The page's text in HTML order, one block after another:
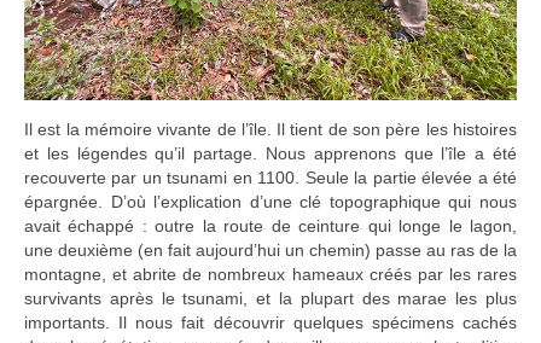
Il est la mémoire vivante de l’île. Il tient de son père les histoires
et les légendes qu’il partage. Nous apprenons que l’île a été
recouverte par un tsunami en 1100. Seule la partie élevée a été
épargnée. D’où l’explication d’une clé topographique qui nous
avait échappé : outre la route de ceinture qui longe le lagon,
une deuxième (en fait aujourd’hui un chemin) passe au ras de la
montagne, et abrite de nombreux hameaux créés par les rares
survivants après le tsunami, et la plupart des marae les plus
importants. Il nous fait découvrir quelques spécimens cachés